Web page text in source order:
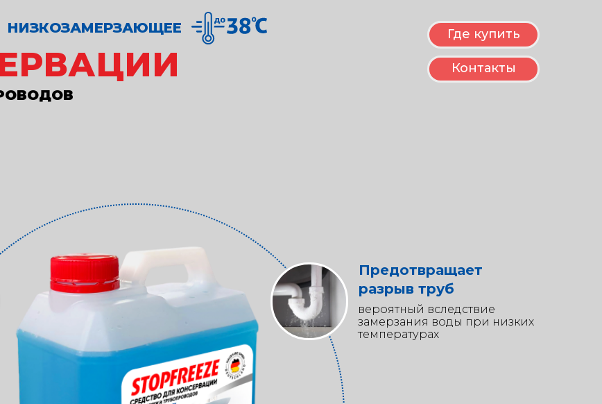
НИЗКОЗАМЕРЗАЮЩЕЕ Где купить
Контакты
Предотвращает
разрыв труб
вероятный вследствие
замерзания воды при низких
температурах